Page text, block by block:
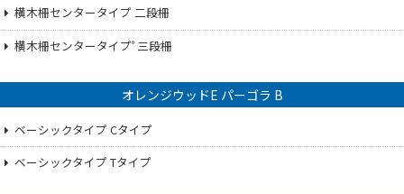
横木柵センタータイプ 二段柵
横木柵センタータイプﾟ三段柵
オレンジウッドE パーゴラ B
ベーシックタイプ Cタイプ
ベーシックタイプ Tタイプ